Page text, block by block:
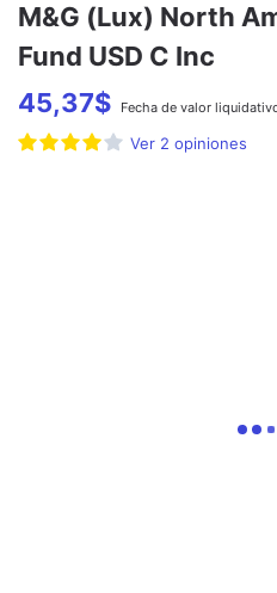
M&G (Lux) North
Fund USD C Inc
45,37$ Fecha de valor
Ver 2 opiniones